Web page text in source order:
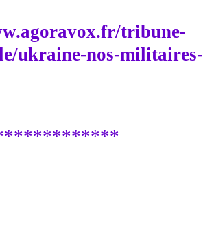
tribune-
ukraine-nos-militaires-